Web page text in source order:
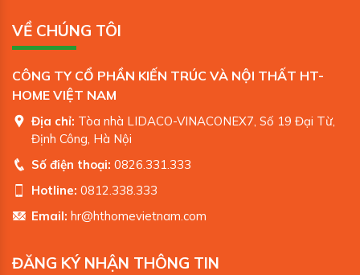
VỀ CHÚNG TÔI
CÔNG TY CỔ PHẦN KIẾN TRÚC VÀ NỘI THẤT HT-
HOME VIỆT NAM
Địa chỉ: Tòa nhà LIDACO-VINACONEX7, Số 19 Đại Từ,
Định Công, Hà Nội
Số điện thoại: 0826.331.333
Hotline: 0812.338.333
Email: hr@hthomevietnam.com
ĐĂNG KÝ NHẬN THÔNG TIN